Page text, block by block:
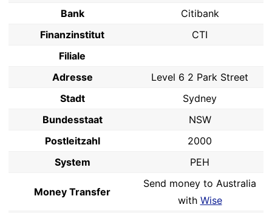
Bank
Citibank
Finanzinstitut
CTI
Filiale
Adresse
Level 6 2 Park Street
Stadt
Sydney
Bundesstaat
NSW
Postleitzahl
2000
System
PEH
Money Transfer
Send money to Australia
with Wise